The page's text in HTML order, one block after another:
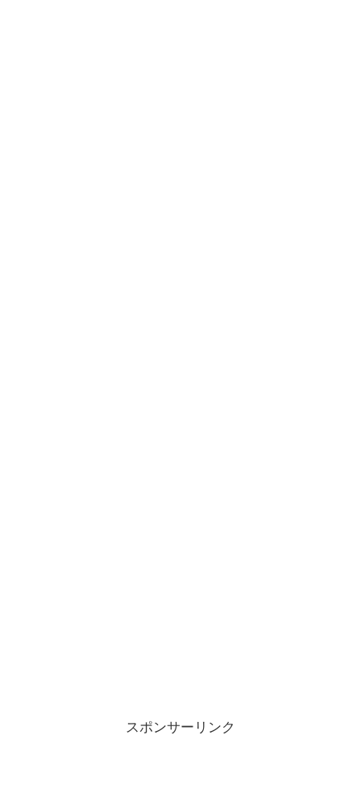
スポンサーリンク